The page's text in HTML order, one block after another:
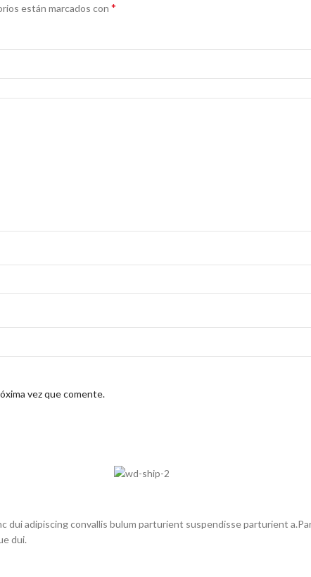
están marcados con *
vez que comente.
adipiscing convallis bulum parturient suspendisse parturient
dui.